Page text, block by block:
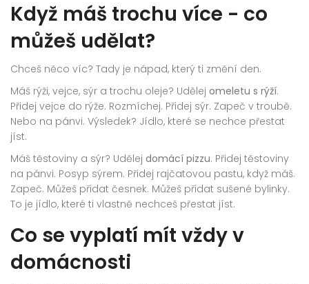
Když máš trochu více - co
můžeš udělat?
Chceš něco víc? Tady je nápad, který ti změní den.
Máš rýži, vejce, sýr a trochu oleje? Udělej omeletu s rýží.
Přidej vejce do rýže. Rozmíchej. Přidej sýr. Zapeč v troubě.
Nebo na pánvi. Výsledek? Jídlo, které se nechce přestat
jíst.
Máš těstoviny a sýr? Udělej domácí pizzu. Přidej těstoviny
na pánvi. Posyp sýrem. Přidej rajčatovou pastu, když máš.
Zapeč. Můžeš přidat česnek. Můžeš přidat sušené bylinky.
To je jídlo, které ti vlastně nechceš přestat jíst.
Co se vyplatí mít vždy v
domácnosti